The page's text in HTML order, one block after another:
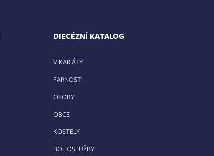
DIECÉZNÍ KATALOG
VIKARIÁTY
FARNOSTI
OSOBY
OBCE
KOSTELY
BOHOSLUŽBY